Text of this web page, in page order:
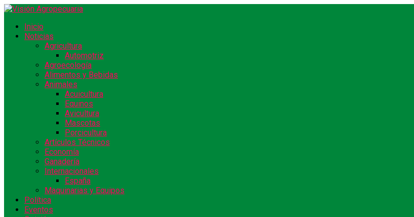
Inicio
Noticias
Agricultura
Automotriz
Agroecología
Alimentos y Bebidas
Animales
Acuicultura
Equinos
Avicultura
Mascotas
Porcicultura
Artículos Técnicos
Economía
Ganadería
Internacionales
España
Maquinarias y Equipos
Política
Eventos